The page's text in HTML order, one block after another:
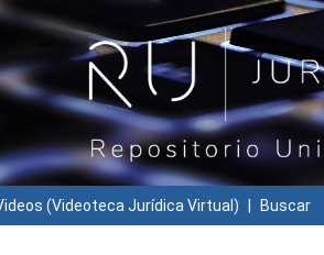
(Videoteca Jurídica Virtual) Buscar